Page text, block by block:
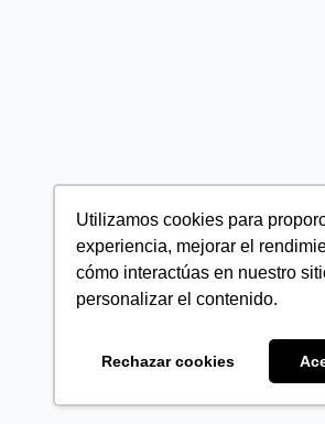
Utilizamos cookies para
experiencia, mejorar el
cómo interactúas en nuestro
personalizar el contenido.
Rechazar cookies